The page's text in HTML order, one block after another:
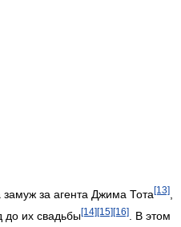
за агента Джима Тота[13]
до их свадьбы[14][15][16]
. В этом